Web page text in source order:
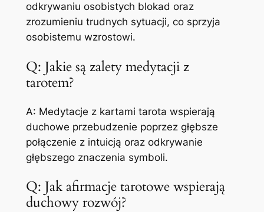
odkrywaniu osobistych blokad oraz
zrozumieniu trudnych sytuacji, co sprzyja
osobistemu wzrostowi.
Q: Jakie są zalety medytacji z
tarotem?
A: Medytacje z kartami tarota wspierają
duchowe przebudzenie poprzez głębsze
połączenie z intuicją oraz odkrywanie
głębszego znaczenia symboli.
Q: Jak afirmacje tarotowe wspierają
duchowy rozwój?